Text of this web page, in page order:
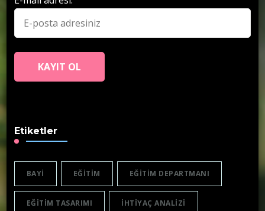
Etiketler
BAYI EĞITIM EĞITIM DEPARTMANI
EĞITIM TASARIMI IHTIYAÇ ANALIZI